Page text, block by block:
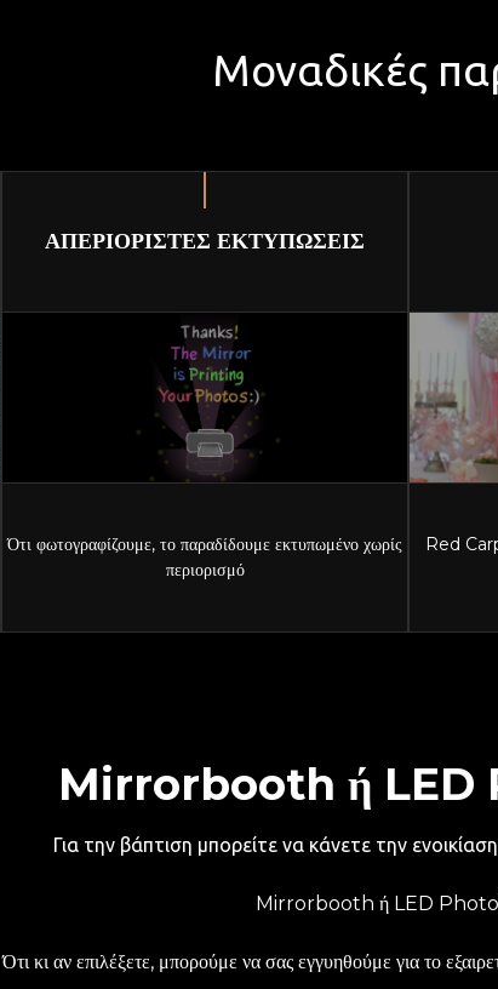
Μοναδικές
ΑΠΕΡΙΟΡΙΣΤΕΣ ΕΚΤΥΠΩΣΕΙΣ
Ότι φωτογραφίζουμε, το παραδίδουμε εκτυπωμένο χωρίς
περιορισμό
Red
Mirrorbooth ή LED
Για την βάπτιση μπορείτε να κάνετε την
Mirrorbooth ή LED
Ότι κι αν επιλέξετε, μπορούμε να σας εγγυηθούμε για το